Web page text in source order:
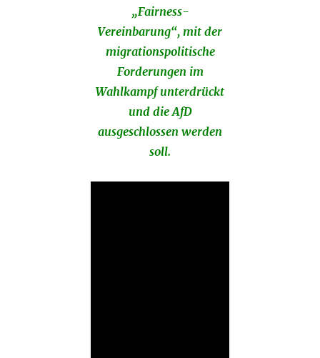
„Fairness-
Vereinbarung“, mit der
migrationspolitische
Forderungen im
Wahlkampf unterdrückt
und die AfD
ausgeschlossen werden
soll.